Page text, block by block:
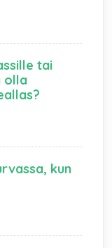
tai
olla
kun